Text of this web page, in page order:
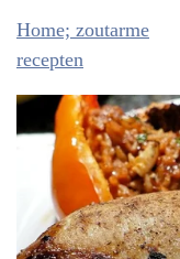
Home; zoutarme
recepten